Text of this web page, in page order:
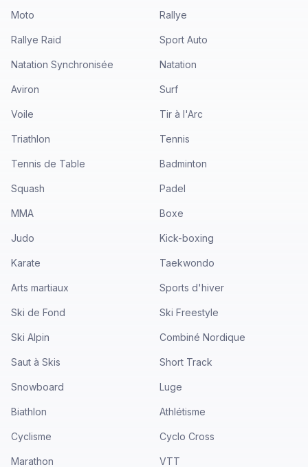
Moto Rallye
Rallye Raid Sport Auto
Natation Synchronisée Natation
Aviron Surf
Voile Tir à l'Arc
Triathlon Tennis
Tennis de Table Badminton
Squash Padel
MMA Boxe
Judo Kick-boxing
Karate Taekwondo
Arts martiaux Sports d'hiver
Ski de Fond Ski Freestyle
Ski Alpin Combiné Nordique
Saut à Skis Short Track
Snowboard Luge
Biathlon Athlétisme
Cyclisme Cyclo Cross
Marathon VTT